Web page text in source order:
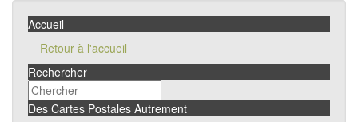
Accueil
Retour à l'accueil
Rechercher
Des Cartes Postales Autrement